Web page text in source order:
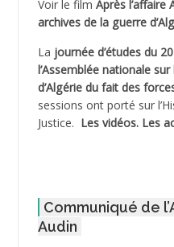
ADJANI Khaled
ADJAOUT
ADNI Mohamed Akli
ADOUL Arab *
AGOULMINE
Voir le film Après l’affaire
archives de la guerre
La journée d’études du
l’Assemblée nationale
d’Algérie du fait des
sessions ont porté sur
Justice. Les vidéos. Les
Communiqué de
Audin